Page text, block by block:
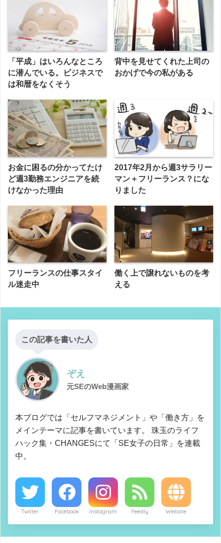
「平成」はいろんなところ
に潜んでいる。ビジネスで
は和暦をなくそう
背中を見せてくれた上司の
おかげで今の私がある
お金に困るの分かってたけ
ど週3勤務エンジニアを続
けなかった理由
2017年2月から週3サラリー
マン＋フリーランス？にな
りました
フリーランスの仕事スタイ
ル迷走中
働く上で譲れないものを考
える
この記事を書いた人
ぞえ
元SEのWeb漫画家
本ブログでは「セルフマネジメント」や「働き方」を
メインテーマに記事を書いています。 珠玉のライフ
ハック集・CHANGESにて「SE女子の日常」を連載
中。
Twitter Facebook Instagram Feedly Website